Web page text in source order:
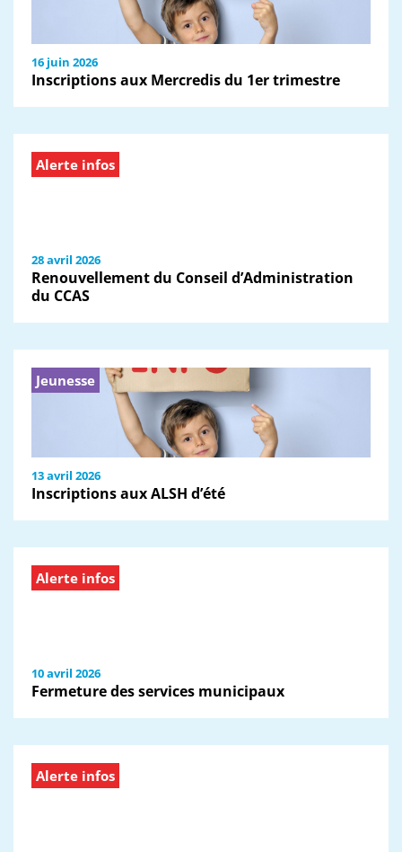
16 juin 2026
Inscriptions aux Mercredis du 1er trimestre
Alerte infos
28 avril 2026
Renouvellement du Conseil d’Administration
du CCAS
Jeunesse
13 avril 2026
Inscriptions aux ALSH d’été
Alerte infos
10 avril 2026
Fermeture des services municipaux
Alerte infos